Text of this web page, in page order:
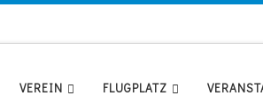
VEREIN FLUGPLATZ